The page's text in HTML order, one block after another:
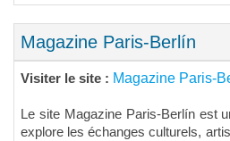
Magazine Paris-Berlín
Visiter le site : Magazine Paris-
Le site Magazine Paris-Berlín est
explore les échanges culturels,